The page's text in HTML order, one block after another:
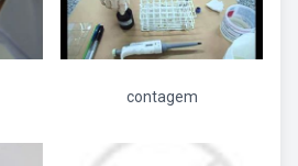
contagem